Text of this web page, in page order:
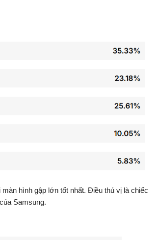
hình gập lớn tốt nhất. Điều thú vị là chiếc
Samsung.